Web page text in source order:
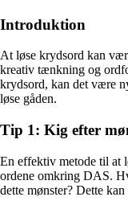
Introduktion
At løse krydsord kan
kreativ tænkning og
krydsord, kan det være
løse gåden.
Tip 1: Kig efter
En effektiv metode til at
ordene omkring DAS.
dette mønster? Dette